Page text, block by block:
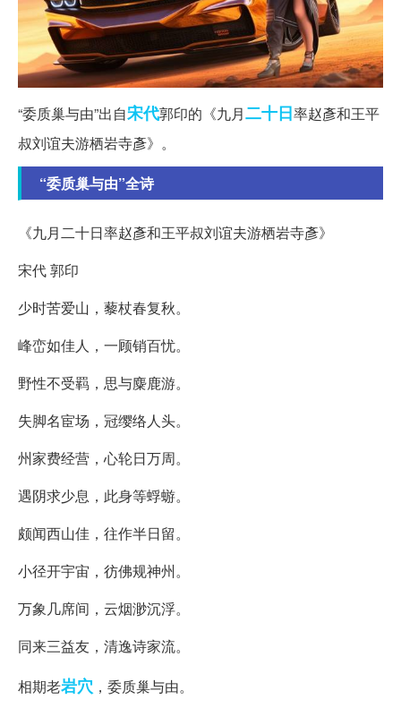
“委质巢与由”出自宋代郭印的《九月二十日率赵彥和王平
叔刘谊夫游栖岩寺彥》。
“委质巢与由”全诗
《九月二十日率赵彥和王平叔刘谊夫游栖岩寺彥》
宋代 郭印
少时苦爱山，藜杖春复秋。
峰峦如佳人，一顾销百忧。
野性不受羁，思与麋鹿游。
失脚名宦场，冠缨络人头。
州家费经营，心轮日万周。
遇阴求少息，此身等蜉蝣。
颇闻西山佳，往作半日留。
小径开宇宙，彷佛规神州。
万象几席间，云烟渺沉浮。
同来三益友，清逸诗家流。
相期老岩穴 ，委质巢与由。